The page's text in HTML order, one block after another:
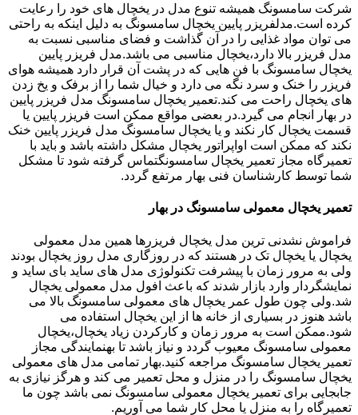
شرکت سامسونگ همیشه تنوع مدل در یخچال های خود را رعایت
کرده است.مدلفریزر پایین یخچال سامسونگ به دلیل اینکه به راحتی
می توان مواد غذایی را در آن گذاشت و فضای مناسبی نسبت به
مدل فریزر بالا دارد،یخچال مناسبی می باشد.مدل فریزر پایین
یخچال سامسونگ با فن هایی که در پشت آن قرار دارد همیشه هوای
فریزر را خنک و سرد نگه می دارد و خیال شما را از برفک و یخ زدن
های یخچال راحت می کند.تعمیر یخچال سامسونگ مدل فریزر پایین
در بهار انجام می گیرد.در بعضی مواقع ممکن است فریزر پایین یا
قسمت یخچال کار نکند و یا یخچال سامسونگ مدل فریزر پایین خنک
نکند که ممکن است اواپراتور یخچال مشکل داشته باشد و باید با
تعمیرگاه مجاز تعمیر یخچال سامسونگتماس گرفته شود تا مشکل
شما توسط کارشناسان فنی بهار مرتفع گردد.
تعمیر یخچال معمولی سامسونگ در بهار
فراموش نشدنی ترین مدل یخچال فریزرها همین مدل معمولی
یخچال یا یخچال تک در هستند که در روزگاری مدل روز یخچال بودند
ولی به مرور زمان با پیشرفت تکنولوژی مدل های ساید بای ساید و
نمایشگردار وارد بازار شدند که باعث افول مدل معمولی یخچال
شد.ولی چون طول عمر یخچال های معمولی سامسونگ بالا می
باشد هنوز در بسیاری از خانه ها از این یخچال استفاده می
شود.ممکن است به مرور زمان و کارکردن زیاد یخچال،یخچال
معمولی سامسونگ معیوب گردد و نیاز باشد تا بهنمایندگی مجاز
تعمیر یخچال سامسونگ مراجعه کنید.بهار تمامی مدل های معمولی
یخچال سامسونگ را در منزل و محل تعمیر می کند و هرگز نیازی به
جابجایی برای تعمیر یخچال معمولی سامسونگ نمی باشد چون ما
تعمیرگاه را به منزل یا محل کار شما می آوریم.